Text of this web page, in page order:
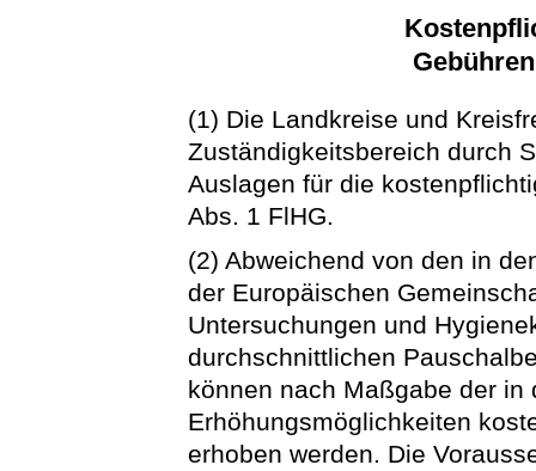
(1) Die Landkreise und
Zuständigkeitsbereich durch
Auslagen für die
Abs. 1 FlHG.
(2) Abweichend von den in
der Europäischen
Untersuchungen und
durchschnittlichen
können nach Maßgabe der
Erhöhungsmöglichkeiten
erhoben werden. Die